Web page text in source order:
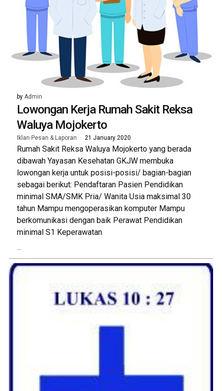
byAdmin
Lowongan Kerja Rumah Sakit Reksa
Waluya Mojokerto
Iklan· Pesan & Laporan 21 January 2020
Rumah Sakit Reksa Waluya Mojokerto yang berada
dibawah Yayasan Kesehatan GKJW membuka
lowongan kerja untuk posisi-posisi/ bagian-bagian
sebagai berikut: Pendaftaran Pasien Pendidikan
minimal SMA/SMK Pria/ Wanita Usia maksimal 30
tahun Mampu mengoperasikan komputer Mampu
berkomunikasi dengan baik Perawat Pendidikan
minimal S1 Keperawatan
...